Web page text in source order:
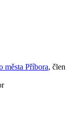
města Příbora, člen